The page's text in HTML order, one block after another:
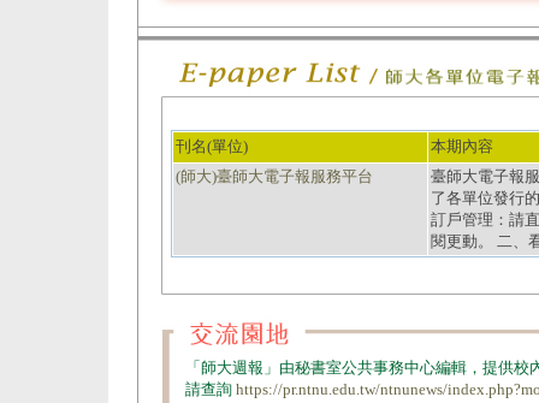
刊名(單位)
本期內容
(師大)臺師大電子報服務平台
臺師大電子報
了各單位發行
訂戶管理：請
閱更動。 二、
「師大週報」由秘書室公共事務中心編輯，提供
請查詢 https://pr.ntnu.edu.tw/ntnunews/